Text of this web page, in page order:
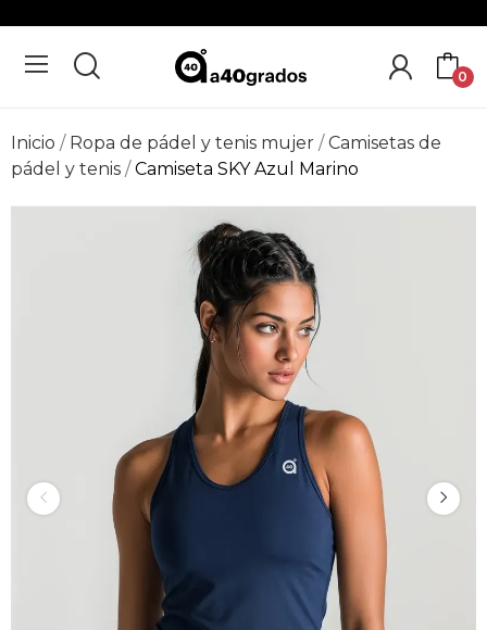
0
Inicio Ropa de pádel y tenis mujer
Camisetas de
pádel y tenis
Camiseta SKY Azul Marino